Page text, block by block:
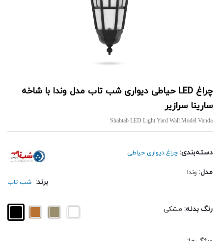
چراغ LED حیاطی دیواری شب تاب مدل وندا با شاخه
سارینا سرازیر
Shabtab LED Light Yard Wall Model Vanda
دسته‌بندی: چراغ دیواری حیاطی
مدل: وندا
برند: شب تاب
رنگ بدنه: مشکی